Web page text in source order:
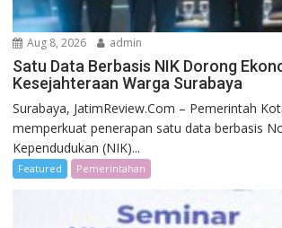
Aug 8, 2026 admin
Satu Data Berbasis NIK Dorong
Kesejahteraan Warga Surabaya
Surabaya, JatimReview.Com – Pemerintah
memperkuat penerapan satu data berbasis
Kependudukan (NIK)...
Featured Pemerintahan